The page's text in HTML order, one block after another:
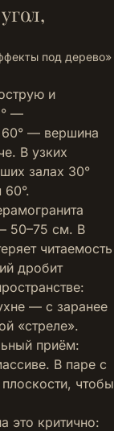
под дерево»
и
—
60° — вершина
В узких
залах 30°
50–75 см. В
читаемость
дробит
— с заранее
«стреле».
приём:
В паре с
чтобы
это критично: